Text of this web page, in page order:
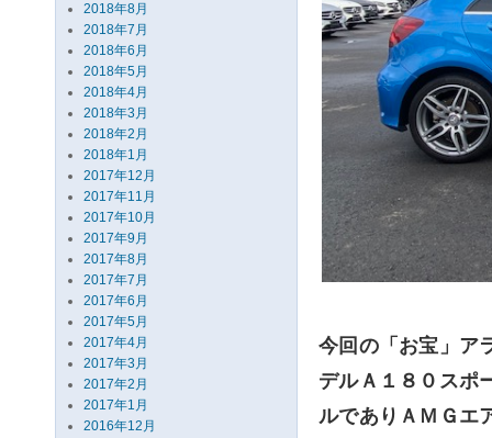
2018年8月
2018年7月
2018年6月
2018年5月
2018年4月
2018年3月
2018年2月
2018年1月
2017年12月
2017年11月
2017年10月
2017年9月
2017年8月
2017年7月
2017年6月
2017年5月
2017年4月
2017年3月
2017年2月
2017年1月
2016年12月
今回の「お宝」ア
デルＡ１８０スポ
ルでありＡＭＧエ